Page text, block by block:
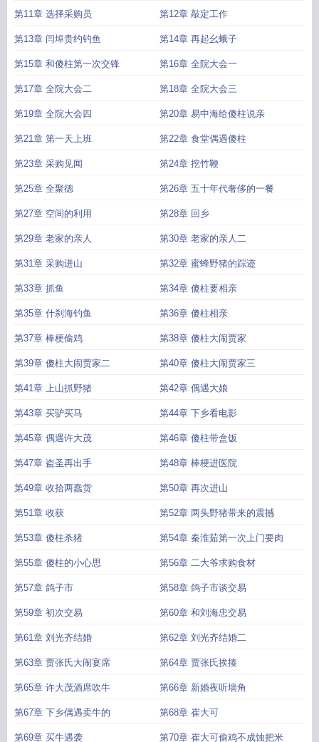
第11章 选择采购员 第12章 敲定工作
第13章 闫埠贵约钓鱼 第14章 再起幺蛾子
第15章 和傻柱第一次交锋 第16章 全院大会一
第17章 全院大会二 第18章 全院大会三
第19章 全院大会四 第20章 易中海给傻柱说亲
第21章 第一天上班 第22章 食堂偶遇傻柱
第23章 采购见闻 第24章 挖竹鞭
第25章 全聚德 第26章 五十年代奢侈的一餐
第27章 空间的利用 第28章 回乡
第29章 老家的亲人 第30章 老家的亲人二
第31章 采购进山 第32章 蜜蜂野猪的踪迹
第33章 抓鱼 第34章 傻柱要相亲
第35章 什刹海钓鱼 第36章 傻柱相亲
第37章 棒梗偷鸡 第38章 傻柱大闹贾家
第39章 傻柱大闹贾家二 第40章 傻柱大闹贾家三
第41章 上山抓野猪 第42章 偶遇大娘
第43章 买驴买马 第44章 下乡看电影
第45章 偶遇许大茂 第46章 傻柱带盒饭
第47章 盗圣再出手 第48章 棒梗进医院
第49章 收拾两蠢货 第50章 再次进山
第51章 收获 第52章 两头野猪带来的震撼
第53章 傻柱杀猪 第54章 秦淮茹第一次上门要肉
第55章 傻柱的小心思 第56章 二大爷求购食材
第57章 鸽子市 第58章 鸽子市谈交易
第59章 初次交易 第60章 和刘海忠交易
第61章 刘光齐结婚 第62章 刘光齐结婚二
第63章 贾张氏大闹宴席 第64章 贾张氏挨揍
第65章 许大茂酒席吹牛 第66章 新婚夜听墙角
第67章 下乡偶遇卖牛的 第68章 崔大可
第69章 买牛遇袭 第70章 崔大可偷鸡不成蚀把米